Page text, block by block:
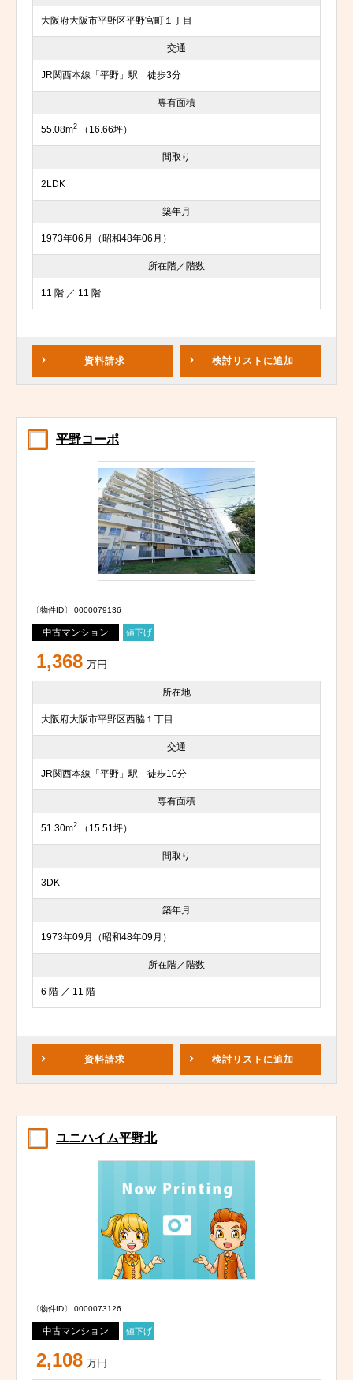
大阪府大阪市平野区平野宮町１丁目
交通
JR関西本線「平野」駅 徒歩3分
専有面積
55.08m2 （16.66坪）
間取り
2LDK
築年月
1973年06月（昭和48年06月）
所在階／階数
11 階 ／ 11 階
資料請求 検討リスト に追加
平野コーポ
〔物件ID〕 0000079136
中古マンション 値下げ
1,368 万円
所在地
大阪府大阪市平野区西脇１丁目
交通
JR関西本線「平野」駅 徒歩10分
専有面積
51.30m2 （15.51坪）
間取り
3DK
築年月
1973年09月（昭和48年09月）
所在階／階数
6 階 ／ 11 階
資料請求 検討リスト に追加
ユニハイム平野北
〔物件ID〕 0000073126
中古マンション 値下げ
2,108 万円